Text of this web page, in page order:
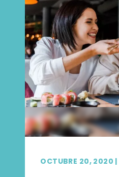
OCTUBRE 20, 2020 |